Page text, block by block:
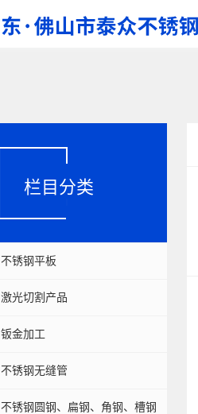
栏目分类
不锈钢平板
激光切割产品
钣金加工
不锈钢无缝管
不锈钢圆钢、扁钢、角钢、槽钢